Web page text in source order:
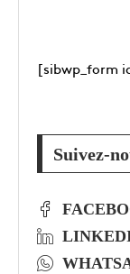
[sibwp_form
Suivez-